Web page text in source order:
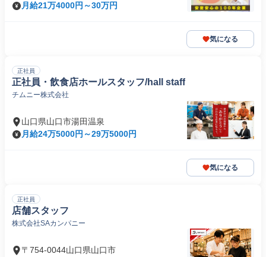
月給21万4000円～30万円
気になる
正社員
正社員・飲食店ホールスタッフ/hall staff
チムニー株式会社
山口県山口市湯田温泉
月給24万5000円～29万5000円
気になる
正社員
店舗スタッフ
株式会社SAカンパニー
〒754-0044山口県山口市